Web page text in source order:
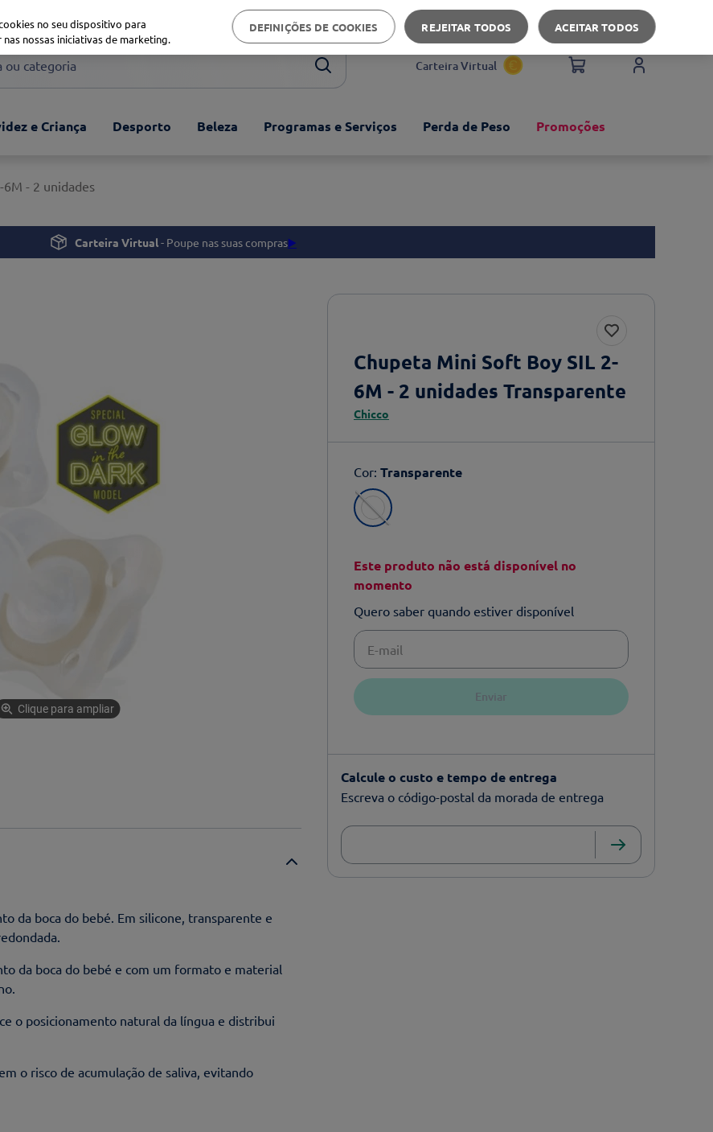
Apoio ao cliente
categoria
Carteira Virtual
e Criança Desporto Beleza Programas e Serviços Perda de Peso Promoções
- 2 unidades
Carteira Virtual- Poupe nas suas compras▶️
Clique para ampliar
da boca do bebé. Em silicone, transparente e
da boca do bebé e com um formato e material
o posicionamento natural da língua e distribui
o risco de acumulação de saliva, evitando
Chupeta Mini Soft Boy SIL 2-
6M - 2 unidades Transparente
Chicco
Cor: Transparente
Este produto não está disponível no
momento
Quero saber quando estiver disponível
Enviar
Calcule o custo e tempo de entrega
Escreva o código-postal da morada de entrega
no seu dispositivo para
nossas iniciativas de marketing.
DEFINIÇÕES DE COOKIES REJEITAR TODOS ACEITAR TODOS